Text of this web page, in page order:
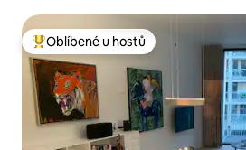
Nejlepší v kategorii Oblíbené u hostů
Oblíbené u hostů